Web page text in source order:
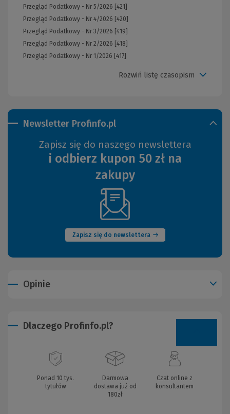
Newsletter Profinfo.pl
Zapisz się do naszego newslettera
i odbierz kupon 50 zł na
zakupy
Zapisz się do newslettera
(Nowe
okno)
Przegląd Podatkowy - Nr 5/2026 [421]
Przegląd Podatkowy - Nr 4/2026 [420]
Przegląd Podatkowy - Nr 3/2026 [419]
Przegląd Podatkowy - Nr 2/2026 [418]
Przegląd Podatkowy - Nr 1/2026 [417]
Rozwiń listę czasopism
Opinie
Dlaczego Profinfo.pl?
Ponad 10 tys.
tytułów
Darmowa
dostawa już od
180zł
Czat online z
konsultantem